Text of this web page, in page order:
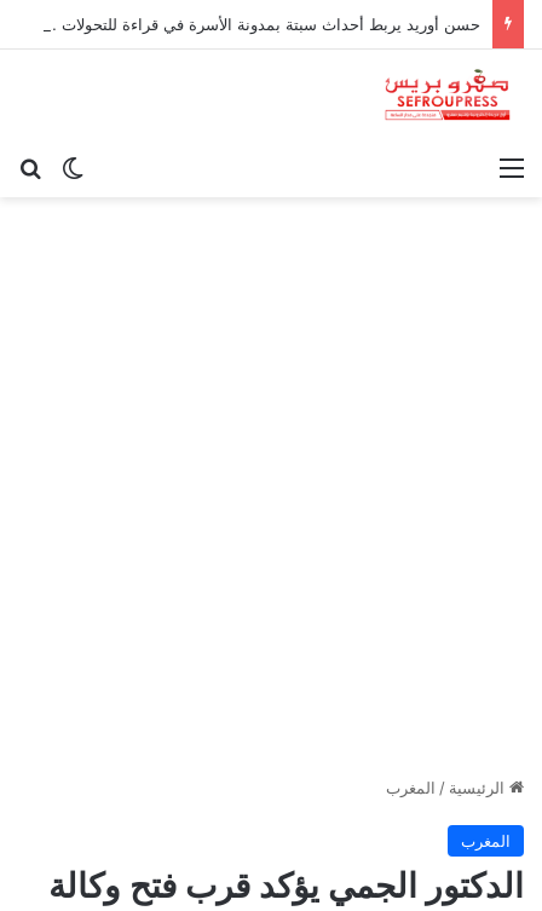
حسن أوريد يربط أحداث سبتة بمدونة الأسرة في قراءة للتحولات الاجتماعية
الوضع القائمة
الرئيسية / المغرب
المغرب
الدكتور الجمي يؤكد قرب فتح وكالة